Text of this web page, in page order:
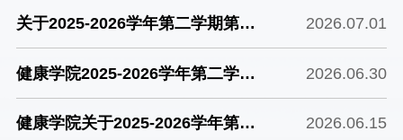
关于2025-2026学年第二学期第二
批创新创业大作业学分认定的公示
2026.07.01
健康学院2025-2026学年第二学期
短学期上课安排
2026.06.30
健康学院关于2025-2026学年第二
2026.06.15